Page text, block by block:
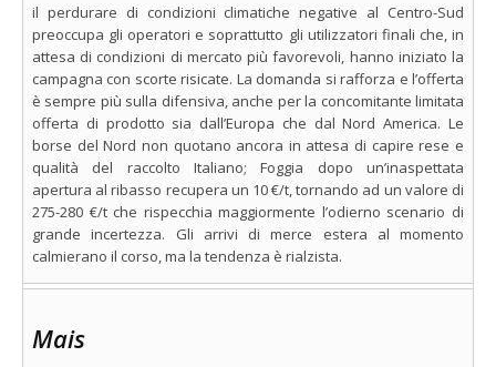
il perdurare di condizioni climatiche negative al Centro-Sud
preoccupa gli operatori e soprattutto gli utilizzatori finali che, in
attesa di condizioni di mercato più favorevoli, hanno iniziato la
campagna con scorte risicate. La domanda si rafforza e l’offerta
è sempre più sulla difensiva, anche per la concomitante limitata
offerta di prodotto sia dall’Europa che dal Nord America. Le
borse del Nord non quotano ancora in attesa di capire rese e
qualità del raccolto Italiano; Foggia dopo un’inaspettata
apertura al ribasso recupera un 10 €/t, tornando ad un valore di
275-280 €/t che rispecchia maggiormente l’odierno scenario di
grande incertezza. Gli arrivi di merce estera al momento
calmierano il corso, ma la tendenza è rialzista.
Mais